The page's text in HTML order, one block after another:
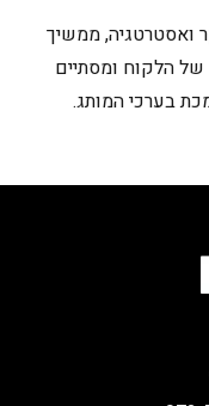
ואסטרטגיה, ממשיך
הלקוח ומסתיים
בערכי המותג.